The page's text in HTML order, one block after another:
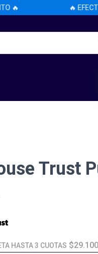
🔥
Trust
HASTA 3 CUOTAS $29.100